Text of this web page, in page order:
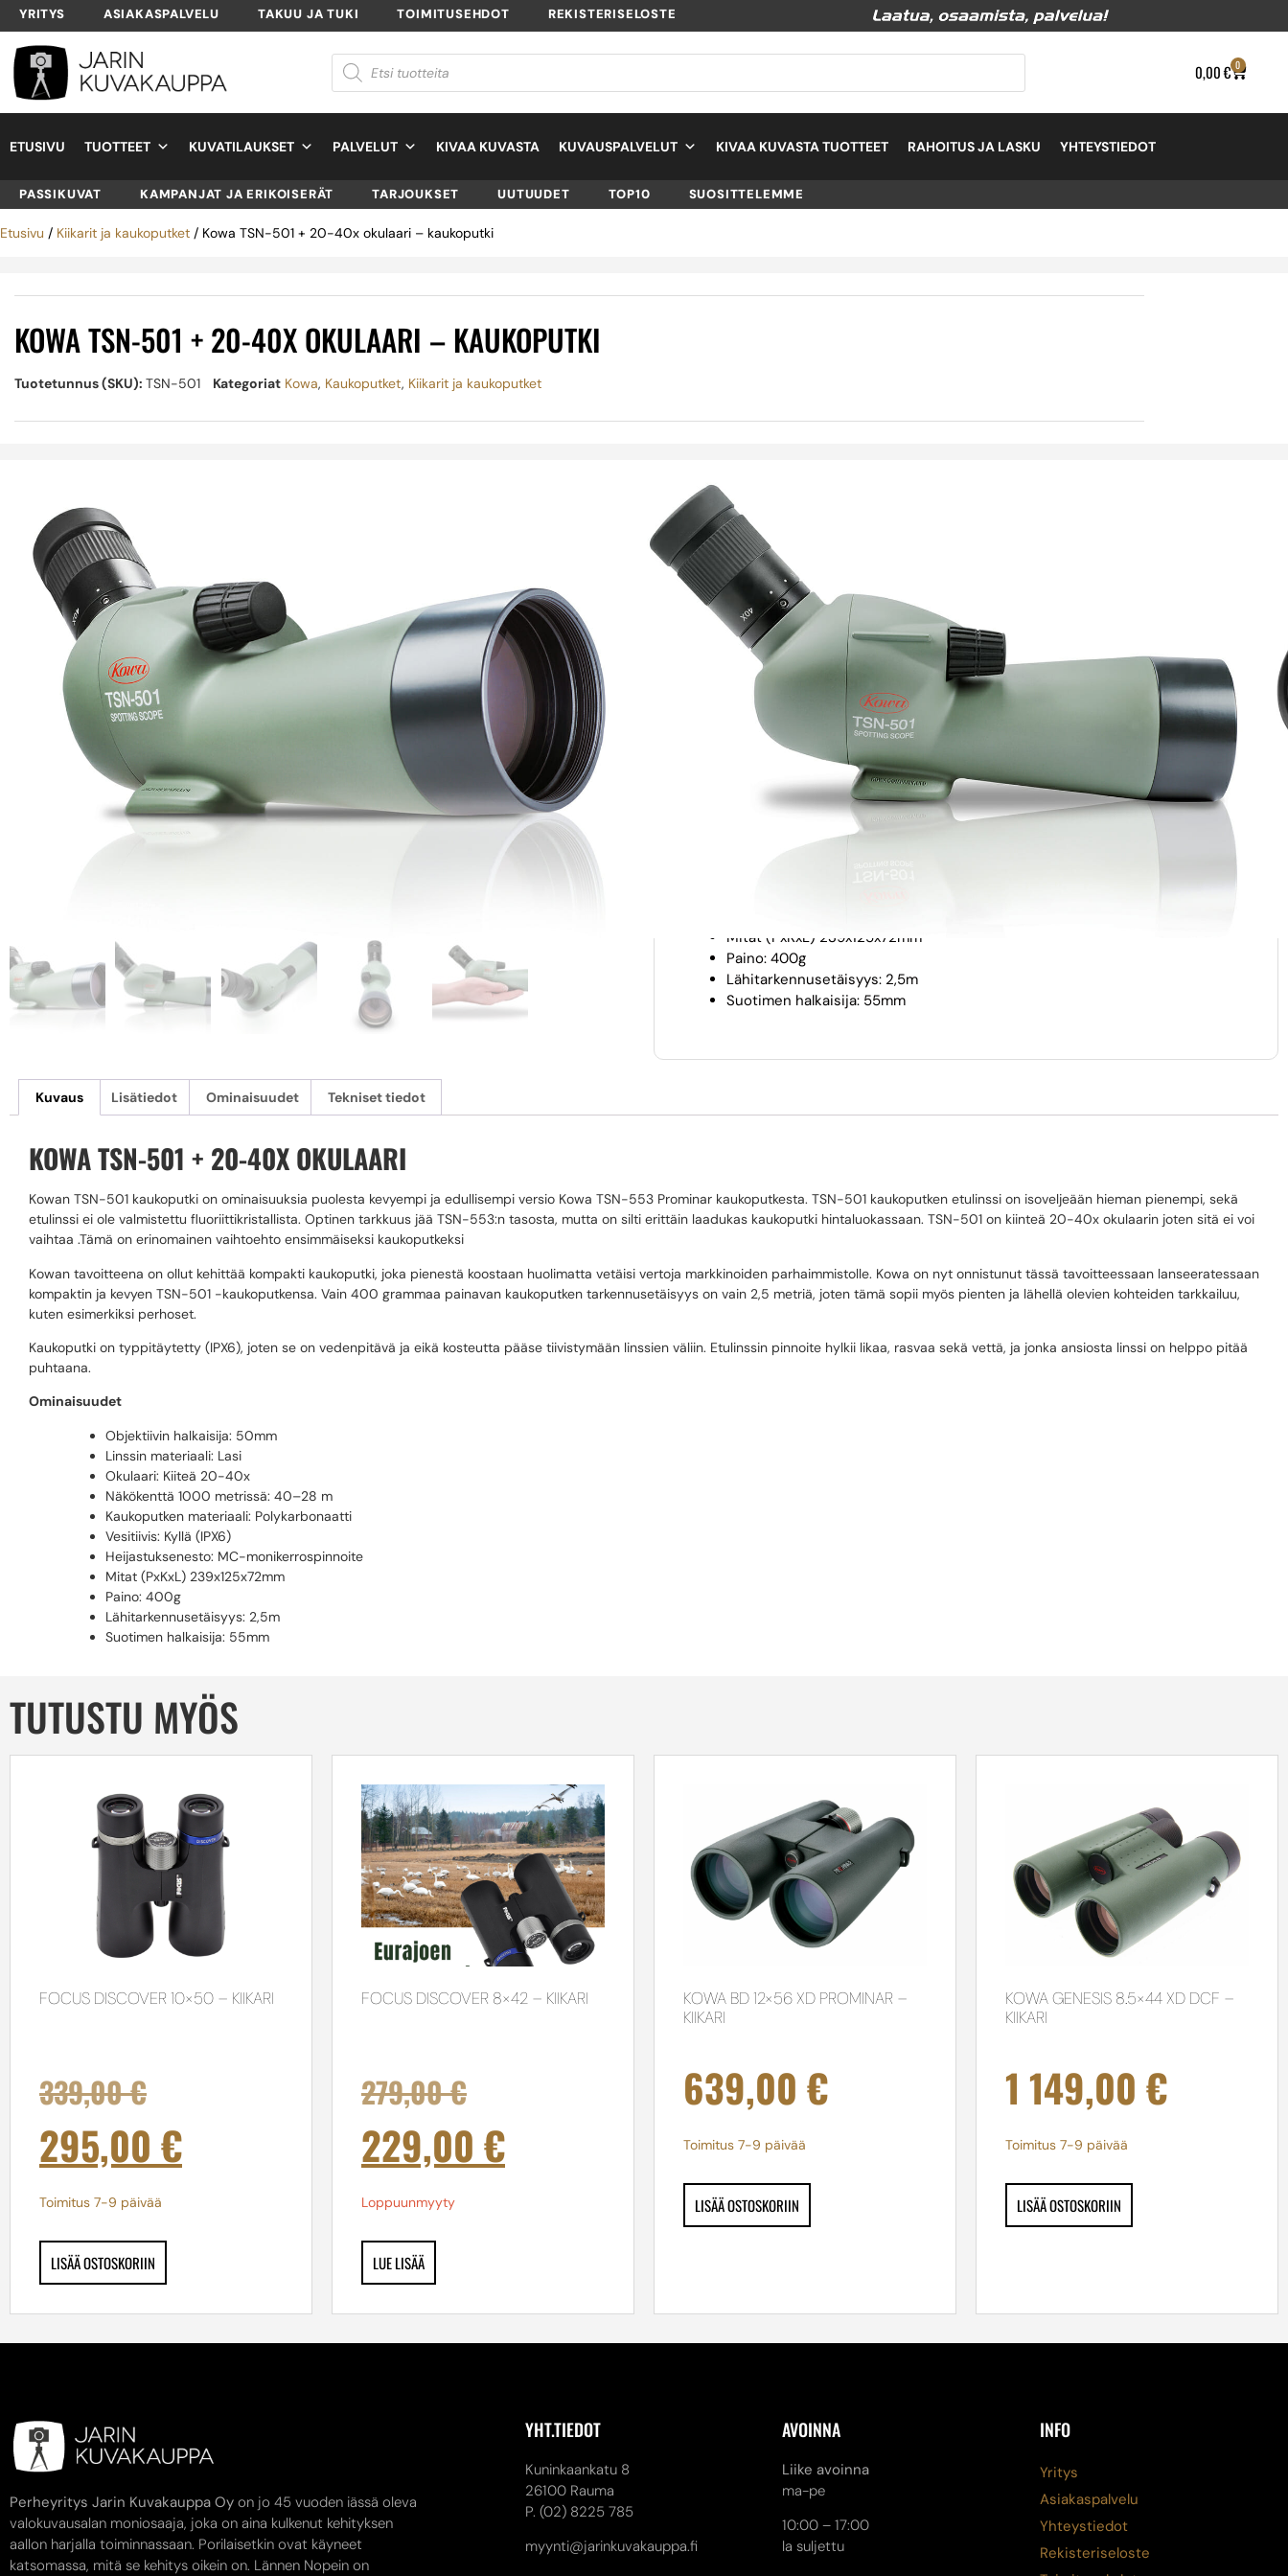
YRITYS ASIAKASPALVELU TAKUU JA TUKI TOIMITUSEHDOT REKISTERISELOSTE
0,00€ 0
ETUSIVU TUOTTEET KUVATILAUKSET PALVELUT KIVAA KUVASTA KUVAUSPALVELUT KIVAA KUVASTA TUOTTEET RAHOITUS JA LASKU YHTEYSTIEDOT
PASSIKUVAT KAMPANJAT JA ERIKOISERÄT TARJOUKSET UUTUUDET TOP10 SUOSITTELEMME
Etusivu / Kiikarit ja kaukoputket / Kowa TSN-501 + 20-40x okulaari – kaukoputki
KOWA TSN-501 + 20-40X OKULAARI – KAUKOPUTKI
Tuotetunnus (SKU): TSN-501 Kategoriat Kowa, Kaukoputket, Kiikarit ja kaukoputket
309,00
Toimitus 7-9 päivää
LISÄÄ OSTOSKORIIN
Objektiivin halkaisija: 50mm
Linssin materiaali: Lasi
Okulaari: Kiiteä 20-40x
Mitat (PxKxL) 239x125x72mm
Paino: 400g
Lähitarkennusetäisyys: 2,5m
Suotimen halkaisija: 55mm
Kuvaus Lisätiedot Ominaisuudet Tekniset tiedot
KOWA TSN-501 + 20-40X OKULAARI
Kowan TSN-501 kaukoputki on ominaisuuksia puolesta kevyempi ja edullisempi versio Kowa TSN-553 Prominar kaukoputkesta. TSN-501 kaukoputken etulinssi on isoveljeään hieman pienempi, sekä
etulinssi ei ole valmistettu fluoriittikristallista. Optinen tarkkuus jää TSN-553:n tasosta, mutta on silti erittäin laadukas kaukoputki hintaluokassaan. TSN-501 on kiinteä 20-40x okulaarin joten sitä ei voi
vaihtaa .Tämä on erinomainen vaihtoehto ensimmäiseksi kaukoputkeksi
Kowan tavoitteena on ollut kehittää kompakti kaukoputki, joka pienestä koostaan huolimatta vetäisi vertoja markkinoiden parhaimmistolle. Kowa on nyt onnistunut tässä tavoitteessaan lanseeratessaan
kompaktin ja kevyen TSN-501 -kaukoputkensa. Vain 400 grammaa painavan kaukoputken tarkennusetäisyys on vain 2,5 metriä, joten tämä sopii myös pienten ja lähellä olevien kohteiden tarkkailuu,
kuten esimerkiksi perhoset.
Kaukoputki on typpitäytetty (IPX6), joten se on vedenpitävä ja eikä kosteutta pääse tiivistymään linssien väliin. Etulinssin pinnoite hylkii likaa, rasvaa sekä vettä, ja jonka ansiosta linssi on helppo pitää
puhtaana.
Ominaisuudet
Objektiivin halkaisija: 50mm
Linssin materiaali: Lasi
Okulaari: Kiiteä 20-40x
Näkökenttä 1000 metrissä: 40–28 m
Kaukoputken materiaali: Polykarbonaatti
Vesitiivis: Kyllä (IPX6)
Heijastuksenesto: MC-monikerrospinnoite
Mitat (PxKxL) 239x125x72mm
Paino: 400g
Lähitarkennusetäisyys: 2,5m
Suotimen halkaisija: 55mm
TUTUSTU MYÖS
FOCUS DISCOVER 10×50 – KIIKARI
339,00€
295,00 €
Toimitus 7-9 päivää
LISÄÄ OSTOSKORIIN
FOCUS DISCOVER 8×42 – KIIKARI
279,00€
229,00 €
Loppuunmyyty
LUE LISÄÄ
KOWA BD 12×56 XD PROMINAR –
KIIKARI
639,00 €
Toimitus 7-9 päivää
LISÄÄ OSTOSKORIIN
KOWA GENESIS 8.5×44 XD DCF –
KIIKARI
1 149,00 €
Toimitus 7-9 päivää
LISÄÄ OSTOSKORIIN
Perheyritys Jarin Kuvakauppa Oy on jo 45 vuoden iässä oleva
valokuvausalan moniosaaja, joka on aina kulkenut kehityksen
aallon harjalla toiminnassaan. Porilaisetkin ovat käyneet
katsomassa, mitä se kehitys oikein on. Lännen Nopein on
YHT.TIEDOT
Kuninkaankatu 8
26100 Rauma
P. (02) 8225 785
myynti@jarinkuvakauppa.fi
AVOINNA
Liike avoinna
ma-pe
10:00 – 17:00
la suljettu
INFO
Yritys
Asiakaspalvelu
Yhteystiedot
Rekisteriseloste